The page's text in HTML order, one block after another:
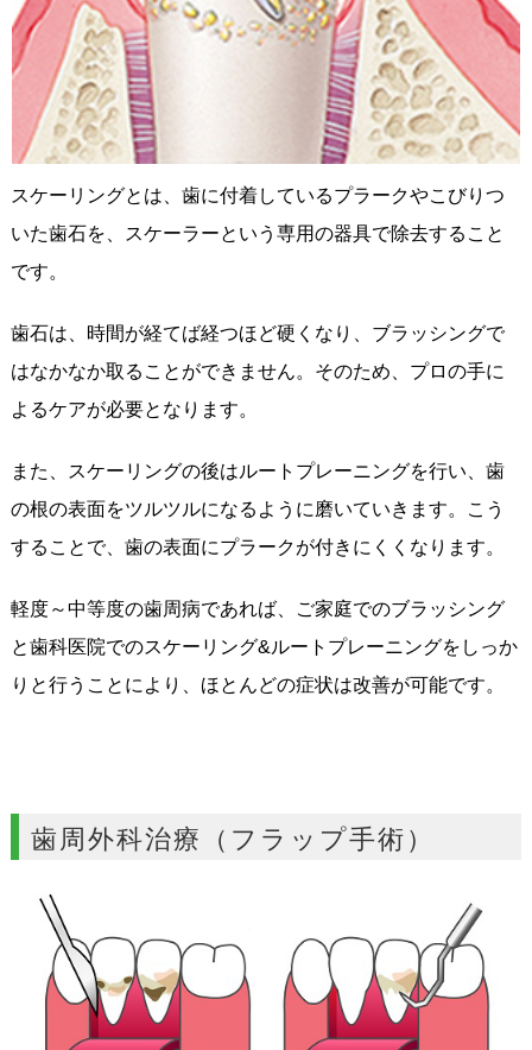
スケーリングとは、歯に付着しているプラークやこびりつ
いた歯石を、スケーラーという専用の器具で除去すること
です。
歯石は、時間が経てば経つほど硬くなり、ブラッシングで
はなかなか取ることができません。そのため、プロの手に
よるケアが必要となります。
また、スケーリングの後はルートプレーニングを行い、歯
の根の表面をツルツルになるように磨いていきます。こう
することで、歯の表面にプラークが付きにくくなります。
軽度～中等度の歯周病であれば、ご家庭でのブラッシング
と歯科医院でのスケーリング&ルートプレーニングをしっか
りと行うことにより、ほとんどの症状は改善が可能です。
歯周外科治療（フラップ手術）